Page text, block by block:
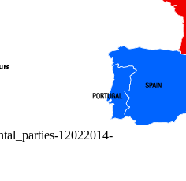
12022014-